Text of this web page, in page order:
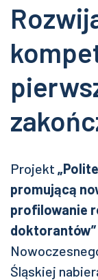
Projekt
promującą
profilowanie
doktorantów”
Śląskiej